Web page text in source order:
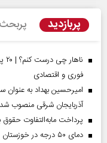
پربازدید پربحث
فوری و اقتصادی
امیرحسین بهداد به
آذربایجان شرقی منصوب شد
پرداخت مابه‌التفاوت
دمای ۵۰ درجه در خوزستان | احتمال بارش‌های سیل‌آسا در ۳ استان